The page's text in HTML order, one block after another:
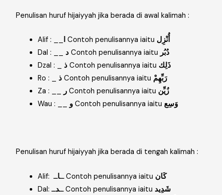
Penulisan huruf hijaiyyah jika berada di awal kalimah :
Alif : ا Contoh penulisannya iaitu أُنْزِل
Dal :
د Contoh penulisannya iaitu دُبُر
Dzal :
ذ Contoh penulisannya iaitu ذَلِك
Ro :
ذ Contoh penulisannya iaitu رَبِّهِمْ
Za :
ر Contoh penulisannya iaitu زُيِّن
Wau :
و Contoh penulisannya iaitu وَسِع
Penulisan huruf hijaiyyah jika berada di tengah kalimah :
Alif: ــا ــ Contoh penulisannya iaitu كَان
Dal: ــد ــ Contoh penulisannya iaitu شَدِيد